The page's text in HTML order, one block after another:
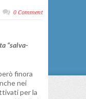
0 Comment
“salva-
finora
nei
per la